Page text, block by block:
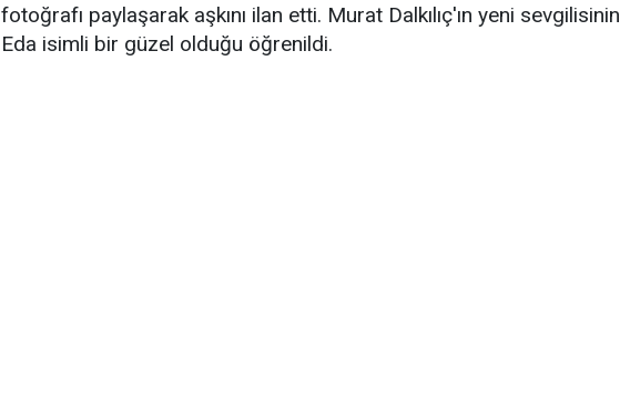
fotoğrafı paylaşarak aşkını ilan etti. Murat Dalkılıç'ın yeni sevgilisinin
Eda isimli bir güzel olduğu öğrenildi.